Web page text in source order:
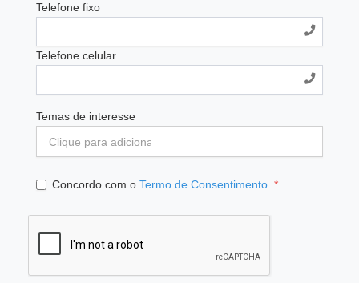
Telefone fixo
Telefone celular
Temas de interesse
Concordo com o Termo de Consentimento *